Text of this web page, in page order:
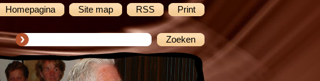
Homepagina Site map RSS Print